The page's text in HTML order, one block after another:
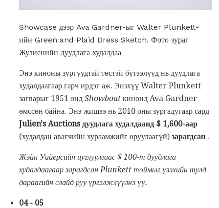
Showcase дээр Ava Gardner-ыг Walter Plunkett-
ийн Green and Plaid Dress Sketch. Фото зураг
Жулиенийн дуудлага худалдаа
Энэ киноны зургуудтай төстэй бүтээлүүд нь дуудлага
худалдаагаар гарч ирдэг аж. Энэхүү Walter Plunkett
загварыг 1951 онд Showboat кинонд Ava Gardner
өмссөн байна. Энэ жишээ нь 2010 оны зургадугаар сард
Julien's Auctions дуудлага худалдаанд $ 1,600-аар
(худалдан авагчийн хураамжийг оруулаагүй) зарагдсан .
Жэйн Уайерсийн цуглуулгаас $ 100-т дуудлага
худалдаагаар зарагдсан Plunkett тоймыг үзэхийн тулд
дараагийн слайд руу үргэлжлүүлнэ үү.
04 - 05